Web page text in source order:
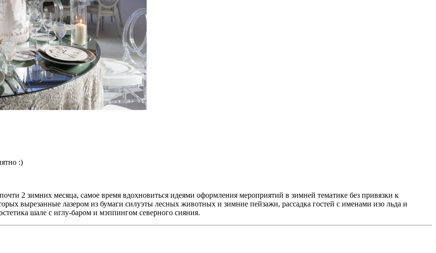
:)
2 зимних месяца, самое время вдохновиться идеями оформления мероприятий в зимней тематике без привязки к
вырезанные лазером из бумаги силуэты лесных животных и зимние пейзажи, рассадка гостей с именами изо льда и
шале с иглу-баром и мэппингом северного сияния.